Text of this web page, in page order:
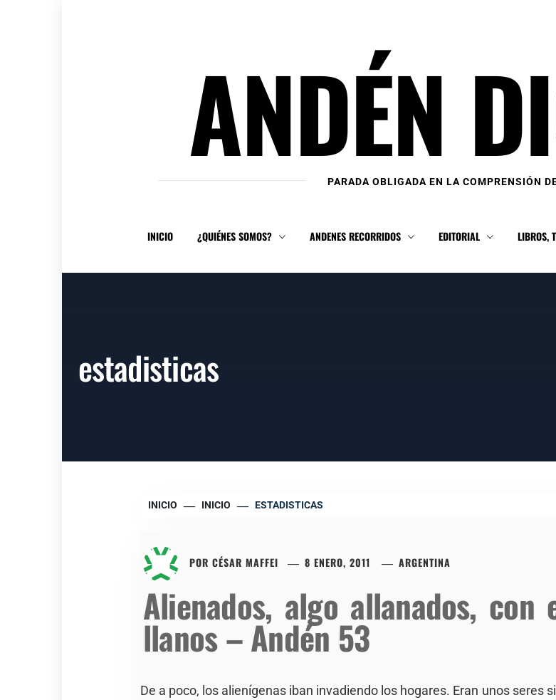
ANDÉN
PARADA OBLIGADA EN LA COMPRENSIÓN
INICIO ¿QUIÉNES SOMOS? ANDENES RECORRIDOS EDITORIAL LIBROS,
estadisticas
INICIO INICIO ESTADISTICAS
POR CÉSAR MAFFEI 8 ENERO, 2011 ARGENTINA
Alienados, algo allanados,
llanos – Andén 53
De a poco, los alienígenas iban invadiendo los hogares. Eran unos seres